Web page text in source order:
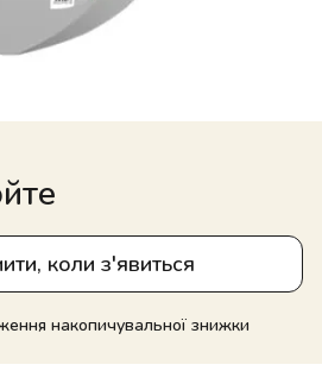
коли з'явиться
накопичувальної знижки